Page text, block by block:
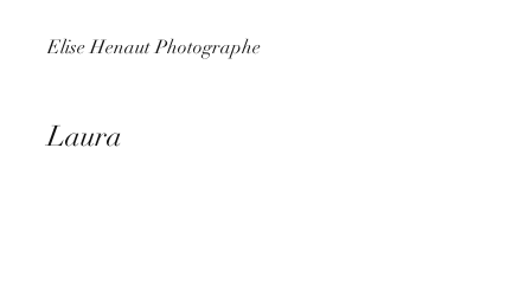
Laura
Elise Henaut Photographe